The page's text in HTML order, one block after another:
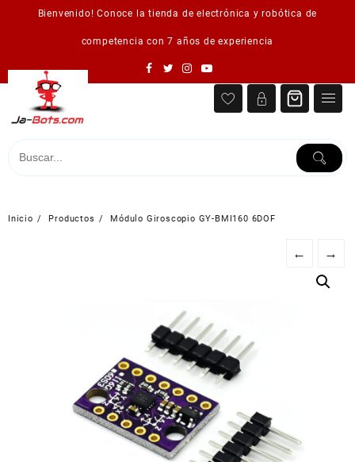
Bienvenido! Conoce la tienda de electrónica y robótica de
competencia con 7 años de experiencia
Inicio Productos Módulo Giroscopio GY-BMI160 6DOF
← →